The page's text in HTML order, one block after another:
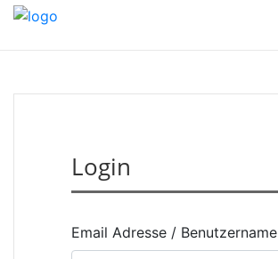
Login
Email Adresse / Benutzername